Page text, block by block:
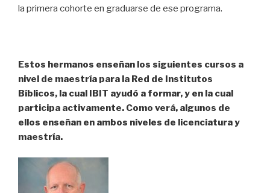
la primera cohorte en graduarse de ese programa.
Estos hermanos enseñan los siguientes cursos a
nivel de maestría para la Red de Institutos
Bíblicos, la cual IBIT ayudó a formar, y en la cual
participa activamente. Como verá, algunos de
ellos enseñan en ambos niveles de licenciatura y
maestría.